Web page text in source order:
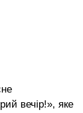
вечір!», яке